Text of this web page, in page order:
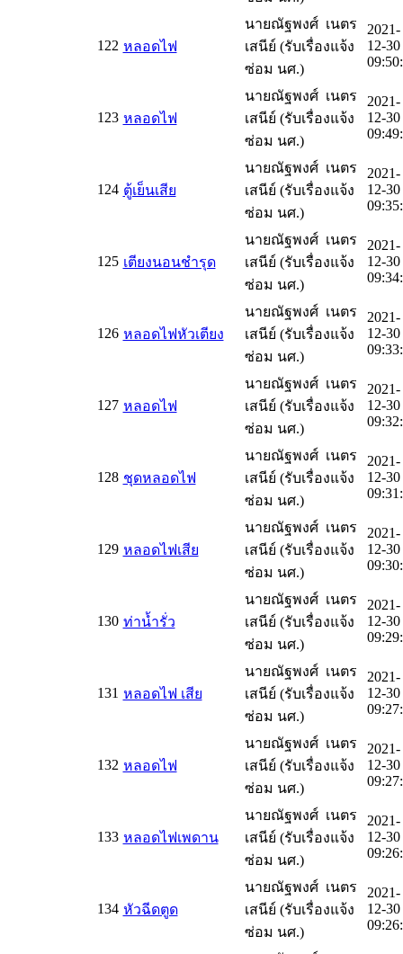
122 หลอดไฟ
นายณัฐพงศ์ เนตร
เสนีย์ (รับเรื่องแจ้ง
ซ่อม นศ.)
2021-
12-30
123 หลอดไฟ
นายณัฐพงศ์ เนตร
เสนีย์ (รับเรื่องแจ้ง
ซ่อม นศ.)
2021-
12-30
124 ตู้เย็นเสีย
นายณัฐพงศ์ เนตร
เสนีย์ (รับเรื่องแจ้ง
ซ่อม นศ.)
2021-
12-30
125 เตียงนอนชำรุด
นายณัฐพงศ์ เนตร
เสนีย์ (รับเรื่องแจ้ง
ซ่อม นศ.)
2021-
12-30
126 หลอดไฟหัวเตียง
นายณัฐพงศ์ เนตร
เสนีย์ (รับเรื่องแจ้ง
ซ่อม นศ.)
2021-
12-30
127 หลอดไฟ
นายณัฐพงศ์ เนตร
เสนีย์ (รับเรื่องแจ้ง
ซ่อม นศ.)
2021-
12-30
128 ชุดหลอดไฟ
นายณัฐพงศ์ เนตร
เสนีย์ (รับเรื่องแจ้ง
ซ่อม นศ.)
2021-
12-30
129 หลอดไฟเสีย
นายณัฐพงศ์ เนตร
เสนีย์ (รับเรื่องแจ้ง
ซ่อม นศ.)
2021-
12-30
130 ท่าน้ำรั่ว
นายณัฐพงศ์ เนตร
เสนีย์ (รับเรื่องแจ้ง
ซ่อม นศ.)
2021-
12-30
131 หลอดไฟ เสีย
นายณัฐพงศ์ เนตร
เสนีย์ (รับเรื่องแจ้ง
ซ่อม นศ.)
2021-
12-30
132 หลอดไฟ
นายณัฐพงศ์ เนตร
เสนีย์ (รับเรื่องแจ้ง
ซ่อม นศ.)
2021-
12-30
133 หลอดไฟเพดาน
นายณัฐพงศ์ เนตร
เสนีย์ (รับเรื่องแจ้ง
ซ่อม นศ.)
2021-
12-30
134 หัวฉีดตูด
นายณัฐพงศ์ เนตร
เสนีย์ (รับเรื่องแจ้ง
ซ่อม นศ.)
2021-
12-30